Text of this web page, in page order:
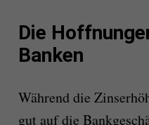
Die
Banken
Während die
gut auf die